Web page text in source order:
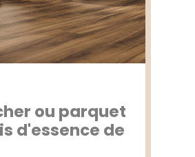
ou parquet
d'essence de